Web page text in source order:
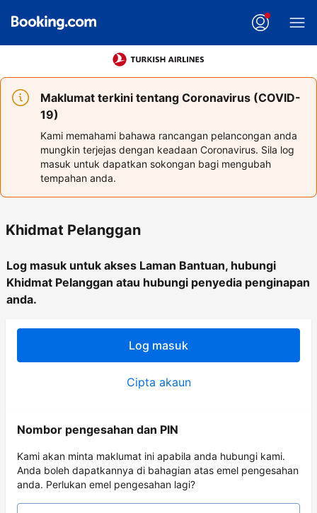
Maklumat terkini tentang Coronavirus (COVID-
19)
Kami memahami bahawa rancangan pelancongan anda
mungkin terjejas dengan keadaan Coronavirus. Sila log
masuk untuk dapatkan sokongan bagi mengubah
tempahan anda.
Khidmat Pelanggan
Log masuk untuk akses Laman Bantuan, hubungi
Khidmat Pelanggan atau hubungi penyedia penginapan
anda.
Log masuk
Cipta akaun
Nombor pengesahan dan PIN
Kami akan minta maklumat ini apabila anda hubungi kami.
Anda boleh dapatkannya di bahagian atas emel pengesahan
anda. Perlukan emel pengesahan lagi?